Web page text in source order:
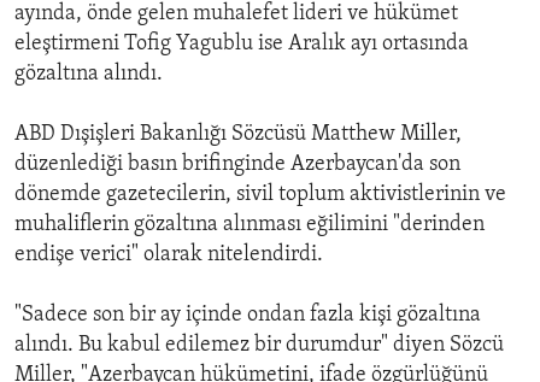
ayında, önde gelen muhalefet lideri ve hükümet
eleştirmeni Tofig Yagublu ise Aralık ayı ortasında
gözaltına alındı.
ABD Dışişleri Bakanlığı Sözcüsü Matthew Miller,
düzenlediği basın brifinginde Azerbaycan'da son
dönemde gazetecilerin, sivil toplum aktivistlerinin ve
muhaliflerin gözaltına alınması eğilimini "derinden
endişe verici" olarak nitelendirdi.
"Sadece son bir ay içinde ondan fazla kişi gözaltına
alındı. Bu kabul edilemez bir durumdur" diyen Sözcü
Miller, "Azerbaycan hükümetini, ifade özgürlüğünü